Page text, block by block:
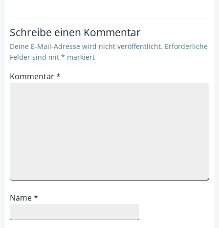
Schreibe einen Kommentar
Deine E-Mail-Adresse wird nicht veröffentlicht. Erforderliche
Felder sind mit * markiert
Kommentar*
Name*